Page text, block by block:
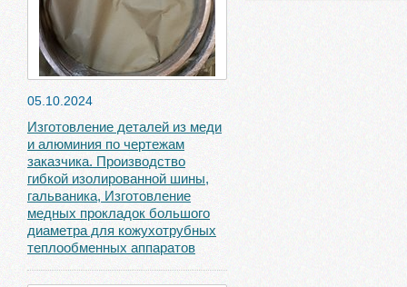
05.10.2024
Изготовление деталей из меди
и алюминия по чертежам
заказчика. Производство
гибкой изолированной шины,
гальваника, Изготовление
медных прокладок большого
диаметра для кожухотрубных
теплообменных аппаратов